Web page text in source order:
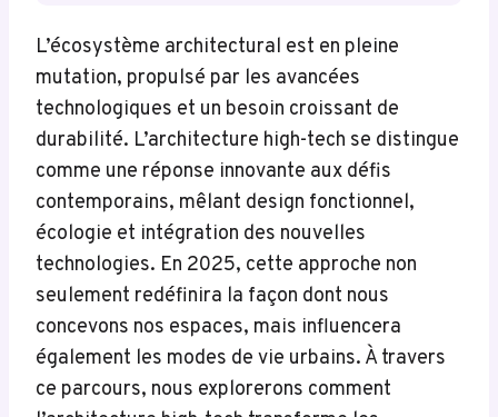
L’écosystème architectural est en pleine
mutation, propulsé par les avancées
technologiques et un besoin croissant de
durabilité. L’architecture high-tech se distingue
comme une réponse innovante aux défis
contemporains, mêlant design fonctionnel,
écologie et intégration des nouvelles
technologies. En 2025, cette approche non
seulement redéfinira la façon dont nous
concevons nos espaces, mais influencera
également les modes de vie urbains. À travers
ce parcours, nous explorerons comment